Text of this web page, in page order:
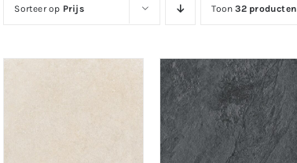
Sorteer op Prijs Toon32 producten